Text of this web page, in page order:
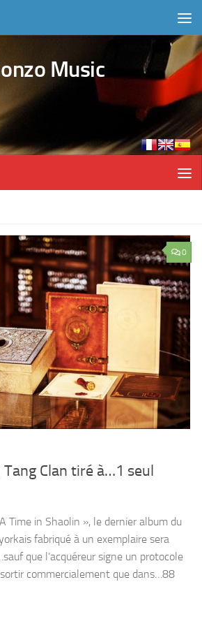
Music
0
Clan tiré à…1 seul
Time in Shaolin », le dernier album du
fabriqué à un exemplaire sera
que l’acquéreur signe un protocole
sortir commercialement que dans…88